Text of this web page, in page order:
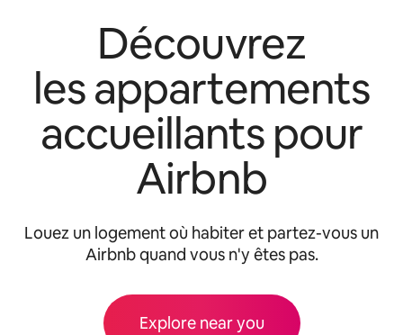
Découvrez
les appartements
accueillants pour
Airbnb
Louez un logement où habiter et partez-vous un
Airbnb quand vous n'y êtes pas.
Explore near you